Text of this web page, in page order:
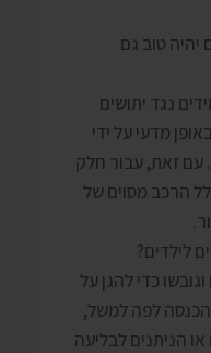
טוב גם
נגד יתושים
מדעי על ידי
עם זאת, עבור חלק
הרכב מסוים של
לילדים?
כדי להגן על
הכנסה לפה למשל,
או הניתנים לבליעה